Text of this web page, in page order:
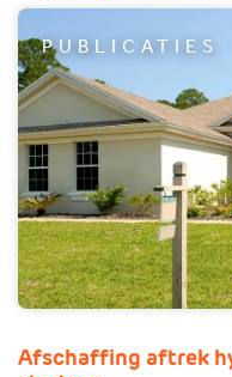
PUBLICATIES
Afschaffing aftrek